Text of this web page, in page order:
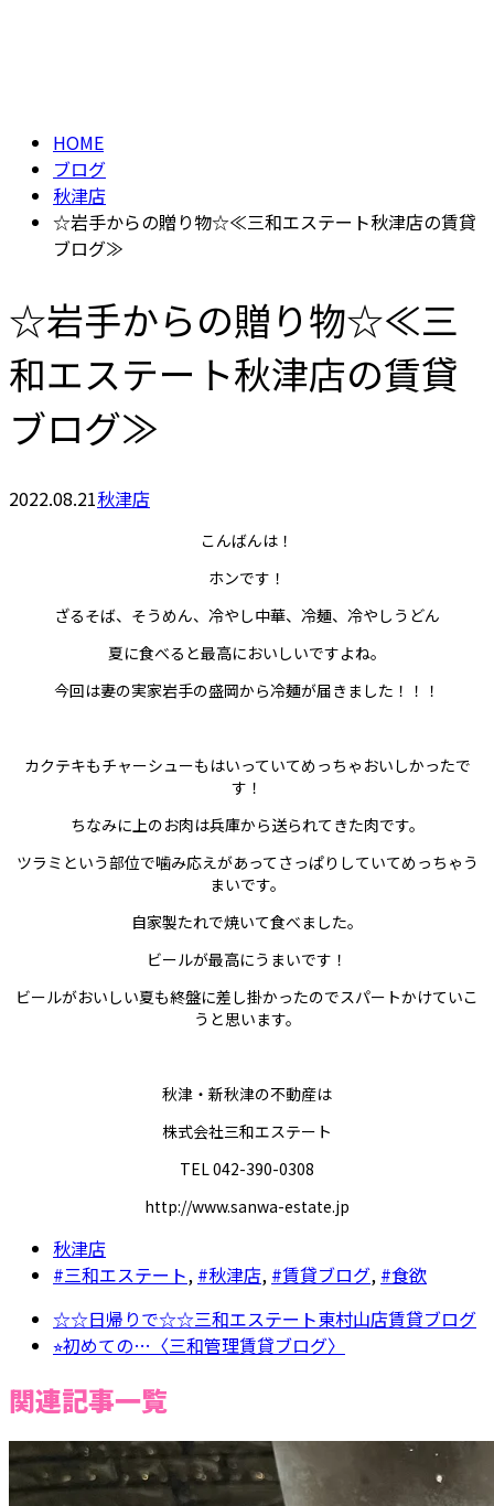
HOME
ブログ
秋津店
☆岩手からの贈り物☆≪三和エステート秋津店の賃貸
ブログ≫
☆岩手からの贈り物☆≪三
和エステート秋津店の賃貸
ブログ≫
2022.08.21秋津店
こんばんは！
ホンです！
ざるそば、そうめん、冷やし中華、冷麺、冷やしうどん
夏に食べると最高においしいですよね。
今回は妻の実家岩手の盛岡から冷麺が届きました！！！
カクテキもチャーシューもはいっていてめっちゃおいしかったで
す！
ちなみに上のお肉は兵庫から送られてきた肉です。
ツラミという部位で噛み応えがあってさっぱりしていてめっちゃう
まいです。
自家製たれで焼いて食べました。
ビールが最高にうまいです！
ビールがおいしい夏も終盤に差し掛かったのでスパートかけていこ
うと思います。
秋津・新秋津の不動産は
株式会社三和エステート
TEL 042-390-0308
http://www.sanwa-estate.jp
秋津店
#三和エステート, #秋津店, #賃貸ブログ, #食欲
☆☆日帰りで☆☆三和エステート東村山店賃貸ブログ
⭐︎初めての…〈三和管理賃貸ブログ〉
関連記事一覧